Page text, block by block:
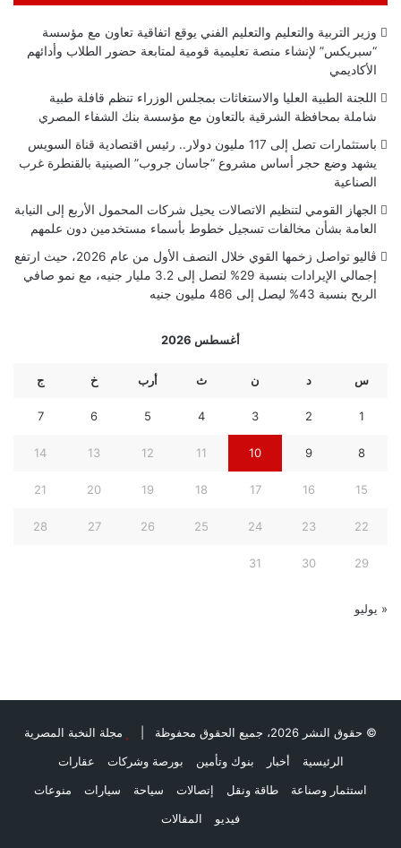
وزير التربية والتعليم والتعليم الفني يوقع اتفاقية تعاون مع مؤسسة
“سبريكس” لإنشاء منصة تعليمية قومية لمتابعة حضور الطلاب وأدائهم
الأكاديمي
اللجنة الطبية العليا والاستغاثات بمجلس الوزراء تنظم قافلة طبية
شاملة بمحافظة الشرقية بالتعاون مع مؤسسة بنك الشفاء المصري
باستثمارات تصل إلى 117 مليون دولار.. رئيس اقتصادية قناة السويس
يشهد وضع حجر أساس مشروع “جاسان جروب” الصينية بالقنطرة غرب
الصناعية
الجهاز القومي لتنظيم الاتصالات يحيل شركات المحمول الأربع إلى النيابة
العامة بشأن مخالفات تسجيل خطوط بأسماء مستخدمين دون علمهم
ڤاليو تواصل زخمها القوي خلال النصف الأول من عام 2026، حيث ارتفع
إجمالي الإيرادات بنسبة 29% لتصل إلى 3.2 مليار جنيه، مع نمو صافي
الربح بنسبة 43% ليصل إلى 486 مليون جنيه
أغسطس 2026
س د ن ث أرب خ ج
1
2
3
4
5
6
7
8
9
10
11
12
13
14
15
16
17
18
19
20
21
22
23
24
25
26
27
28
29
30
31
« يوليو
© حقوق النشر 2026، جميع الحقوق محفوظة |
مجلة النخبة المصرية
الرئيسية
أخبار بنوك وتأمين بورصة وشركات
عقارات
استثمار وصناعة
طاقة ونقل إتصالات سياحة سيارات
منوعات
فيديو
المقالات